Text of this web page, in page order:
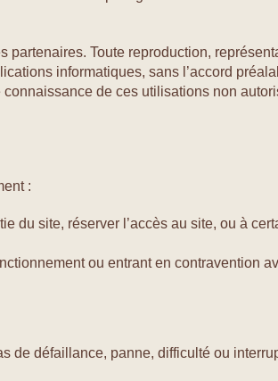
partenaires. Toute reproduction,
informatiques, sans l’accord
de ces utilisations non
:
du site, réserver l’accès au site, ou à
ou entrant en contravention
de défaillance, panne, difficulté ou